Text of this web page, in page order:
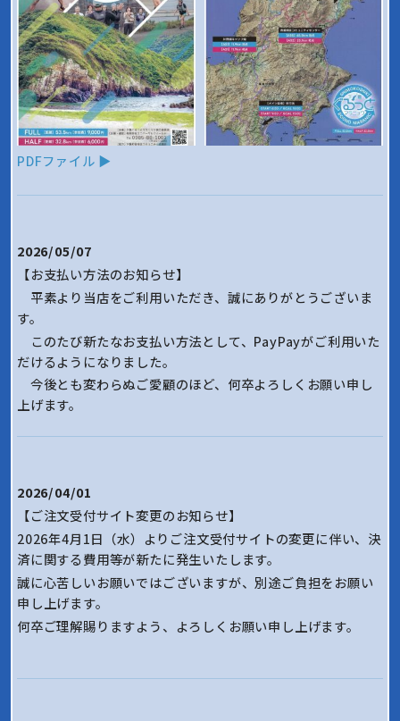
PDFファイル ▶
2026/05/07
【お支払い方法のお知らせ】
平素より当店をご利用いただき、誠にありがとうございま
す。
このたび新たなお支払い方法として、PayPayがご利用いた
だけるようになりました。
今後とも変わらぬご愛顧のほど、何卒よろしくお願い申し
上げます。
2026/04/01
【ご注文受付サイト変更のお知らせ】
2026年4月1日（水）よりご注文受付サイトの変更に伴い、決
済に関する費用等が新たに発生いたします。
誠に心苦しいお願いではございますが、別途ご負担をお願い
申し上げます。
何卒ご理解賜りますよう、よろしくお願い申し上げます。